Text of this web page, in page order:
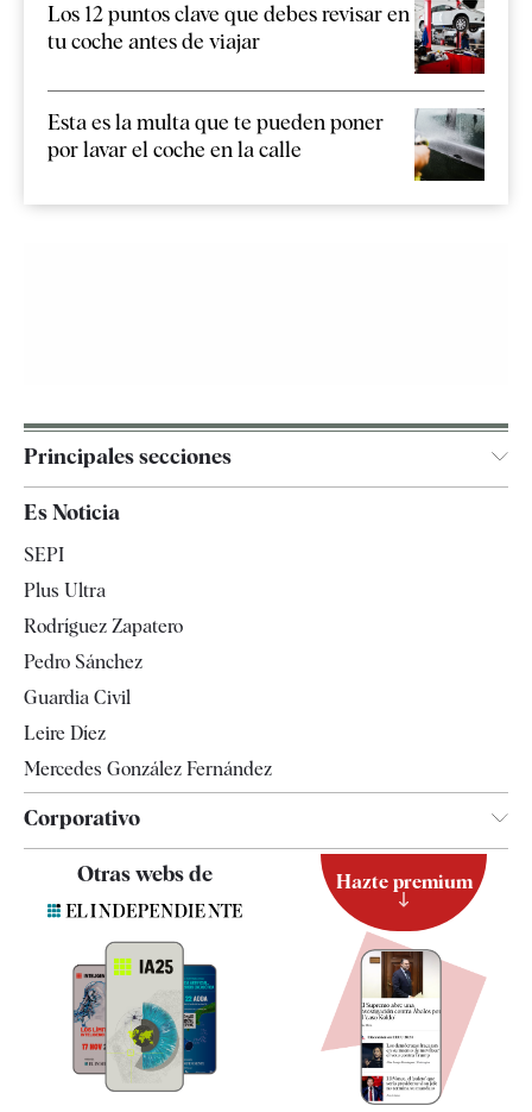
Los 12 puntos clave que debes revisar en
tu coche antes de viajar
Esta es la multa que te pueden poner
por lavar el coche en la calle
Principales secciones
España
Televisión
Es Noticia
SEPI
Plus Ultra
Rodríguez Zapatero
Pedro Sánchez
Guardia Civil
Leire Díez
Mercedes González Fernández
Corporativo
Contacto
Quiénes somos
Especificaciones
Otras webs de Hazte premium